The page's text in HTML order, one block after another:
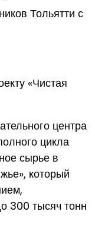
Тольятти с
«Чистая
центра
цикла
сырье в
который
300 тысяч тонн